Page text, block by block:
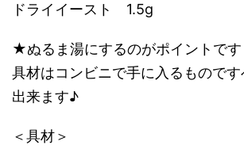
ドライイースト 1.5g
★ぬるま湯にするのがポイントです
具材はコンビニで手に入るもので
出来ます♪
＜具材＞